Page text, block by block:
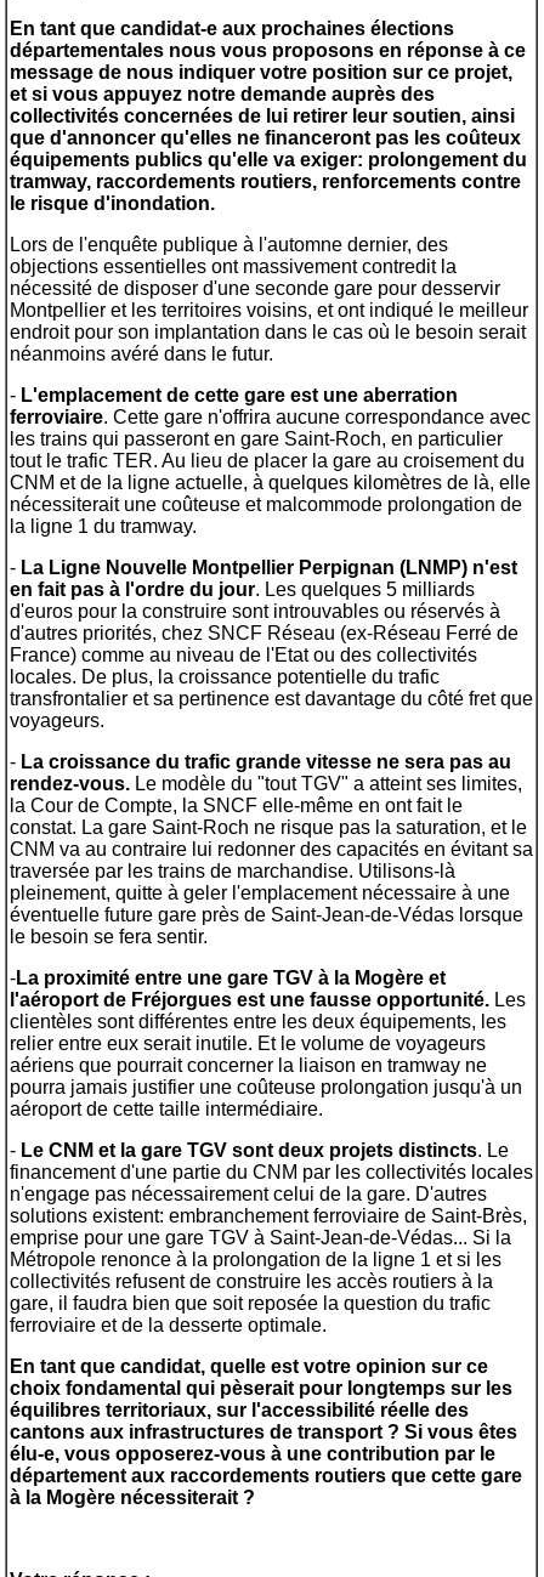
En tant que candidat-e aux prochaines élections
départementales nous vous proposons en réponse à ce
message de nous indiquer votre position sur ce projet,
et si vous appuyez notre demande auprès des
collectivités concernées de lui retirer leur soutien, ainsi
que d'annoncer qu'elles ne financeront pas les coûteux
équipements publics qu'elle va exiger: prolongement du
tramway, raccordements routiers, renforcements contre
le risque d'inondation.
Lors de l'enquête publique à l'automne dernier, des
objections essentielles ont massivement contredit la
nécessité de disposer d'une seconde gare pour desservir
Montpellier et les territoires voisins, et ont indiqué le meilleur
endroit pour son implantation dans le cas où le besoin serait
néanmoins avéré dans le futur.
- L'emplacement de cette gare est une aberration
ferroviaire. Cette gare n'offrira aucune correspondance avec
les trains qui passeront en gare Saint-Roch, en particulier
tout le trafic TER. Au lieu de placer la gare au croisement du
CNM et de la ligne actuelle, à quelques kilomètres de là, elle
nécessiterait une coûteuse et malcommode prolongation de
la ligne 1 du tramway.
- La Ligne Nouvelle Montpellier Perpignan (LNMP) n'est
en fait pas à l'ordre du jour. Les quelques 5 milliards
d'euros pour la construire sont introuvables ou réservés à
d'autres priorités, chez SNCF Réseau (ex-Réseau Ferré de
France) comme au niveau de l'Etat ou des collectivités
locales. De plus, la croissance potentielle du trafic
transfrontalier et sa pertinence est davantage du côté fret que
voyageurs.
- La croissance du trafic grande vitesse ne sera pas au
rendez-vous. Le modèle du "tout TGV" a atteint ses limites,
la Cour de Compte, la SNCF elle-même en ont fait le
constat. La gare Saint-Roch ne risque pas la saturation, et le
CNM va au contraire lui redonner des capacités en évitant sa
traversée par les trains de marchandise. Utilisons-là
pleinement, quitte à geler l'emplacement nécessaire à une
éventuelle future gare près de Saint-Jean-de-Védas lorsque
le besoin se fera sentir.
-La proximité entre une gare TGVà la Mogère et
l'aéroport de Fréjorgues est une fausse opportunité. Les
clientèles sont différentes entre les deux équipements, les
relier entre eux serait inutile. Et le volume de voyageurs
aériens que pourrait concerner la liaison en tramway ne
pourra jamais justifier une coûteuse prolongation jusqu'à un
aéroport de cette taille intermédiaire.
- Le CNM et la gare TGV sont deux projets distincts. Le
financement d'une partie du CNM par les collectivités locales
n'engage pas nécessairement celui de la gare. D'autres
solutions existent: embranchement ferroviaire de Saint-Brès,
emprise pour une gare TGV à Saint-Jean-de-Védas... Si la
Métropole renonce à la prolongation de la ligne 1 et si les
collectivités refusent de construire les accès routiers à la
gare, il faudra bien que soit reposée la question du trafic
ferroviaire et de la desserte optimale.
En tant que candidat, quelle est votre opinion sur ce
choix fondamental qui pèserait pour longtemps sur les
équilibres territoriaux, sur l'accessibilité réelle des
cantons aux infrastructures de transport ? Si vous êtes
élu-e, vous opposerez-vous à une contribution par le
département aux raccordements routiers que cette gare
à la Mogère nécessiterait ?